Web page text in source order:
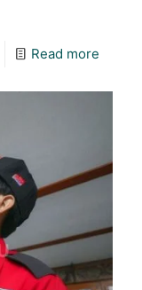
Read more